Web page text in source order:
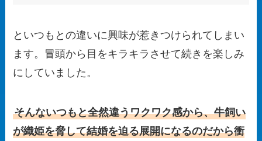
といつもとの違いに興味が惹きつけられてしまい
ます。冒頭から目をキラキラさせて続きを楽しみ
にしていました。
そんないつもと全然違うワクワク感から、牛飼い
が織姫を脅して結婚を迫る展開になるのだから衝